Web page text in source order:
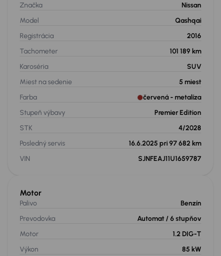
Značka
Nissan
Model
Qashqai
Registrácia
2016
Tachometer
101 189 km
Karoséria
SUV
Miest na sedenie
5 miest
Farba
červená - metalíza
Stupeň výbavy
Premier Edition
STK
4/2028
Posledný servis
16.6.2025 pri 97 682 km
VIN
SJNFEAJ11U1659787
Motor
Palivo
Benzín
Prevodovka
Automat / 6 stupňov
Motor
1.2 DIG-T
Výkon
85 kW